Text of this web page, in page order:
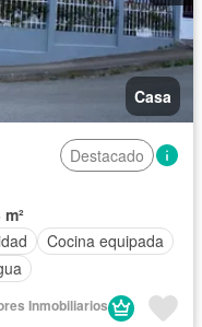
Casa
Destacado
Cocina equipada
Inmobiliarios